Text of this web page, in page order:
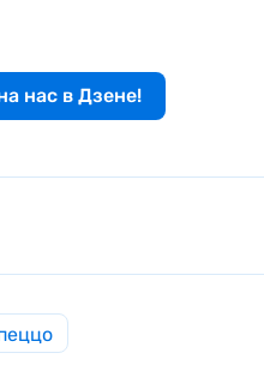
нас в Дзене!